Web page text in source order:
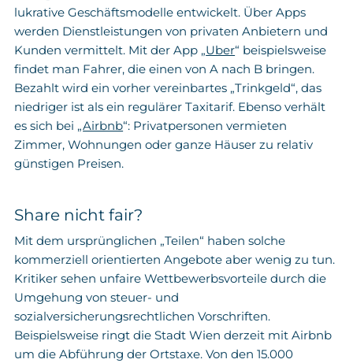
lukrative Geschäftsmodelle entwickelt. Über Apps
werden Dienstleistungen von privaten Anbietern und
Kunden vermittelt. Mit der App „Uber“ beispielsweise
findet man Fahrer, die einen von A nach B bringen.
Bezahlt wird ein vorher vereinbartes „Trinkgeld“, das
niedriger ist als ein regulärer Taxitarif. Ebenso verhält
es sich bei „Airbnb“: Privatpersonen vermieten
Zimmer, Wohnungen oder ganze Häuser zu relativ
günstigen Preisen.
Share nicht fair?
Mit dem ursprünglichen „Teilen“ haben solche
kommerziell orientierten Angebote aber wenig zu tun.
Kritiker sehen unfaire Wettbewerbsvorteile durch die
Umgehung von steuer- und
sozialversicherungsrechtlichen Vorschriften.
Beispielsweise ringt die Stadt Wien derzeit mit Airbnb
um die Abführung der Ortstaxe. Von den 15.000